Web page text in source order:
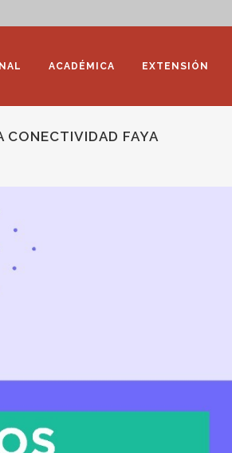
ACADÉMICA EXTENSIÓN
CONECTIVIDAD FAYA